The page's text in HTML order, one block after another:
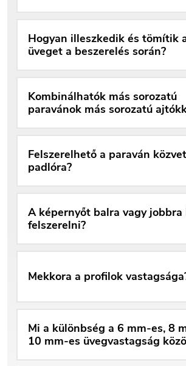
Hogyan illeszkedik és tömítik
üveget a beszerelés során?
Kombinálhatók más sorozatú
paravánok más sorozatú
Felszerelhető a paraván
padlóra?
A képernyőt balra vagy
felszerelni?
Mekkora a profilok
Mi a különbség a 6 mm-es, 8
10 mm-es üvegvastagság